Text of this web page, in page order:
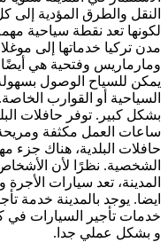
النقل والطرق المؤدية
لكونها تعد نقطة سياحية
مدن تركيا خدماتها إلى
ومارماريس وفتحية هي
يمكن للسياح الوصول
السياحية أو القوارب
بشكل كبير. توفر حافلات
ساعات العمل مكثفة
حافلات البلدية، هناك جزء
الشخصية. نظرًا لأن
المدينة، تعد سيارات
ايضا. يوجد بالمدينة خدمة
خدمات تأجير السيارات في
و بشكل عملي جدا.